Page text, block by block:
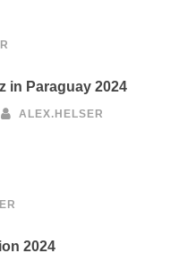
in Paraguay 2024
ALEX.HELSER
2024